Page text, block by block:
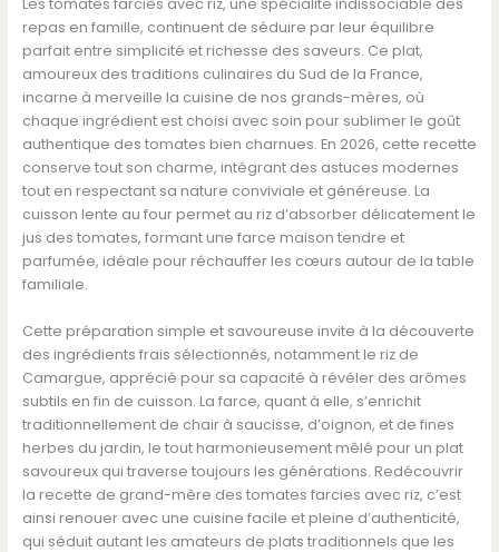
Les tomates farcies avec riz, une spécialité indissociable des
repas en famille, continuent de séduire par leur équilibre
parfait entre simplicité et richesse des saveurs. Ce plat,
amoureux des traditions culinaires du Sud de la France,
incarne à merveille la cuisine de nos grands-mères, où
chaque ingrédient est choisi avec soin pour sublimer le goût
authentique des tomates bien charnues. En 2026, cette recette
conserve tout son charme, intégrant des astuces modernes
tout en respectant sa nature conviviale et généreuse. La
cuisson lente au four permet au riz d’absorber délicatement le
jus des tomates, formant une farce maison tendre et
parfumée, idéale pour réchauffer les cœurs autour de la table
familiale.
Cette préparation simple et savoureuse invite à la découverte
des ingrédients frais sélectionnés, notamment le riz de
Camargue, apprécié pour sa capacité à révéler des arômes
subtils en fin de cuisson. La farce, quant à elle, s’enrichit
traditionnellement de chair à saucisse, d’oignon, et de fines
herbes du jardin, le tout harmonieusement mêlé pour un plat
savoureux qui traverse toujours les générations. Redécouvrir
la recette de grand-mère des tomates farcies avec riz, c’est
ainsi renouer avec une cuisine facile et pleine d’authenticité,
qui séduit autant les amateurs de plats traditionnels que les